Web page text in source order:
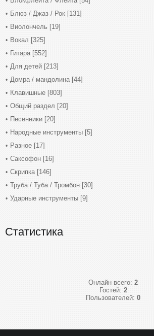
Блюз / Джаз / Рок [131]
Виолончель [19]
Вокал [325]
Гитара [552]
Для детей [213]
Домра / мандолина [44]
Клавишные [803]
Общий раздел [20]
Песенники [20]
Народные инструменты [5]
Разное [17]
Саксофон [16]
Скрипка [146]
Труба / Туба / Тромбон [30]
Ударные инструменты [9]
Статистика
Онлайн всего: 2
Гостей: 2
Пользователей: 0